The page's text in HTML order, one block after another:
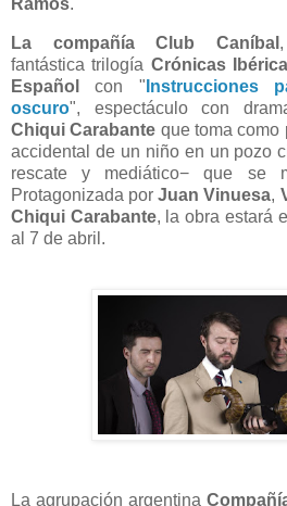
Ramos.
La compañía Club Caníbal
fantástica trilogía Crónicas
Español
con " Instrucciones
oscuro", espectáculo con
Chiqui Carabante que toma como
accidental de un niño en un pozo
rescate y mediático− que se
Protagonizada porJuan Vinuesa,
Chiqui Carabante, la obra estará
al 7 de abril.
La agrupación argentina